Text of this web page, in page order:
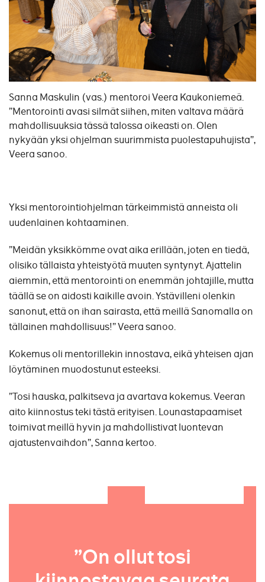
Sanna Maskulin (vas.) mentoroi Veera Kaukoniemeä.
”Mentorointi avasi silmät siihen, miten valtava määrä
mahdollisuuksia tässä talossa oikeasti on. Olen
nykyään yksi ohjelman suurimmista puolestapuhujista”,
Veera sanoo.
Yksi mentorointiohjelman tärkeimmistä anneista oli
uudenlainen kohtaaminen.
”Meidän yksikkömme ovat aika erillään, joten en tiedä,
olisiko tällaista yhteistyötä muuten syntynyt. Ajattelin
aiemmin, että mentorointi on enemmän johtajille, mutta
täällä se on aidosti kaikille avoin. Ystävilleni olenkin
sanonut, että on ihan sairasta, että meillä Sanomalla on
tällainen mahdollisuus!” Veera sanoo.
Kokemus oli mentorillekin innostava, eikä yhteisen ajan
löytäminen muodostunut esteeksi.
”Tosi hauska, palkitseva ja avartava kokemus. Veeran
aito kiinnostus teki tästä erityisen. Lounastapaamiset
toimivat meillä hyvin ja mahdollistivat luontevan
ajatustenvaihdon”, Sanna kertoo.
”On ollut tosi